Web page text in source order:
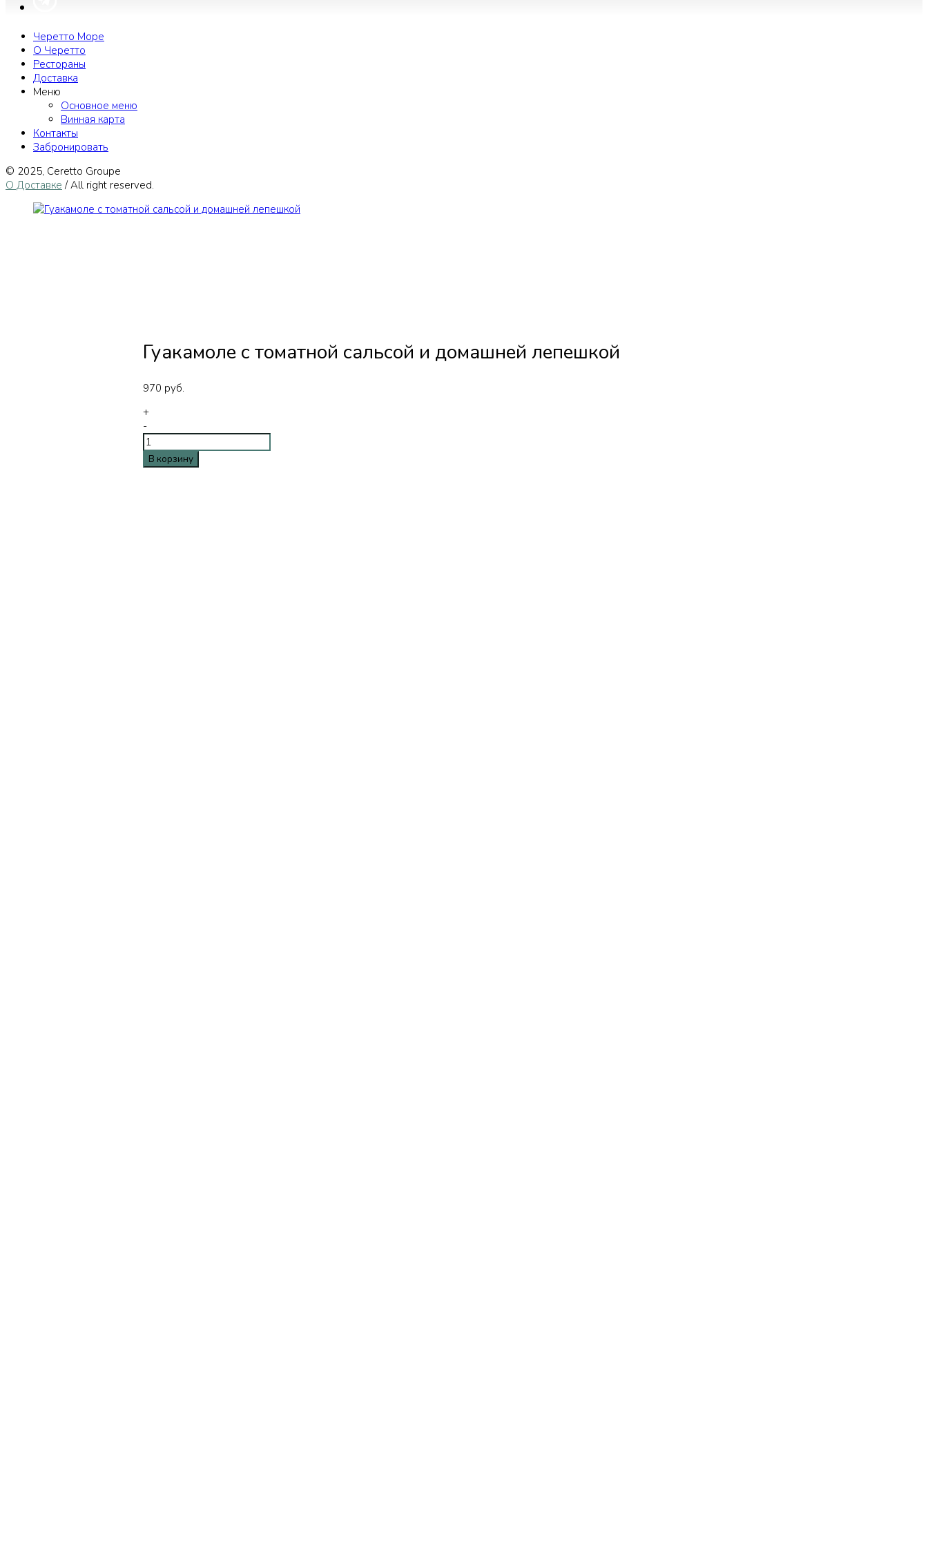
Черетто Море
О Черетто
Рестораны
Доставка
Меню
Основное меню
Винная карта
Контакты
Забронировать
© 2025, Сeretto Groupe
О Доставке / All right reserved.
Гуакамоле с томатной сальсой и домашней лепешкой
970 руб.
+
-
В корзину